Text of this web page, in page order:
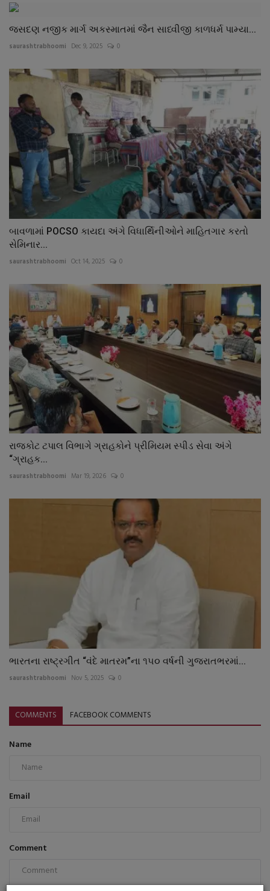
જસદણ નજીક માર્ગ અકસ્માતમાં જૈન સાધ્વીજી કાળધર્મ પામ્યા...
saurashtrabhoomi Dec 9, 2025 0
બાવળામાં POCSO કાયદા અંગે વિધાર્થિનીઓને માહિતગાર કરતો
સેમિનાર...
saurashtrabhoomi Oct 14, 2025 0
રાજકોટ ટપાલ વિભાગે ગ્રાહકોને પ્રીમિયમ સ્પીડ સેવા અંગે
“ગ્રાહક...
saurashtrabhoomi Mar 19, 2026 0
ભારતના રાષ્ટ્રગીત “વંદે માતરમ”ના ૧૫૦ વર્ષની ગુજરાતભરમાં...
saurashtrabhoomi Nov 5, 2025 0
COMMENTS FACEBOOK COMMENTS
Name
Email
Comment